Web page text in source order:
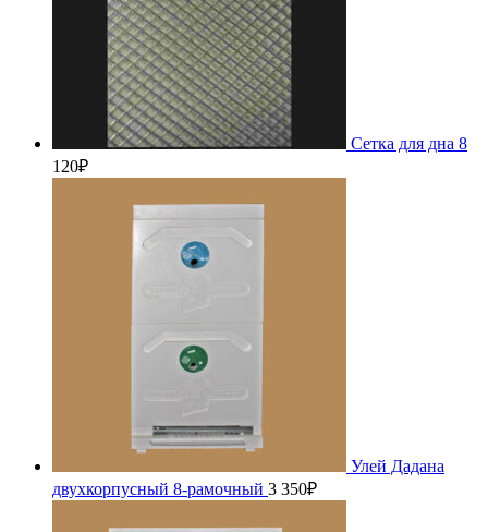
Сетка для дна 8
120₽
Улей Дадана
двухкорпусный 8-рамочный 3 350₽